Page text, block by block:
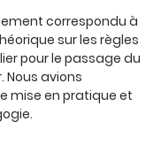
correspondu à
sur les règles
pour le passage du
Nous avions
mise en pratique et